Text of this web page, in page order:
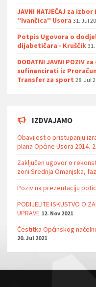
JAVNI NATJEČAJ za
''Ivančica'' Usora 31. Jul
Potpis Ugovora o
dijabetičara - Kruščik
DODATNI JAVNI POZIV
sufinancirati iz
Transfer za sport 28. Jul
IZDVAJAMO
Obavijest o pristupanju
plana Općine Usora 2014.-
Zaključen ugovor o
zoni Srednja Omanjska,
Poziv na prezentaciju
PODIJELITE ISKUSTVO O
UPRAVE 12. Nov 2021
Čestitka Općinskog
20. Jul 2021